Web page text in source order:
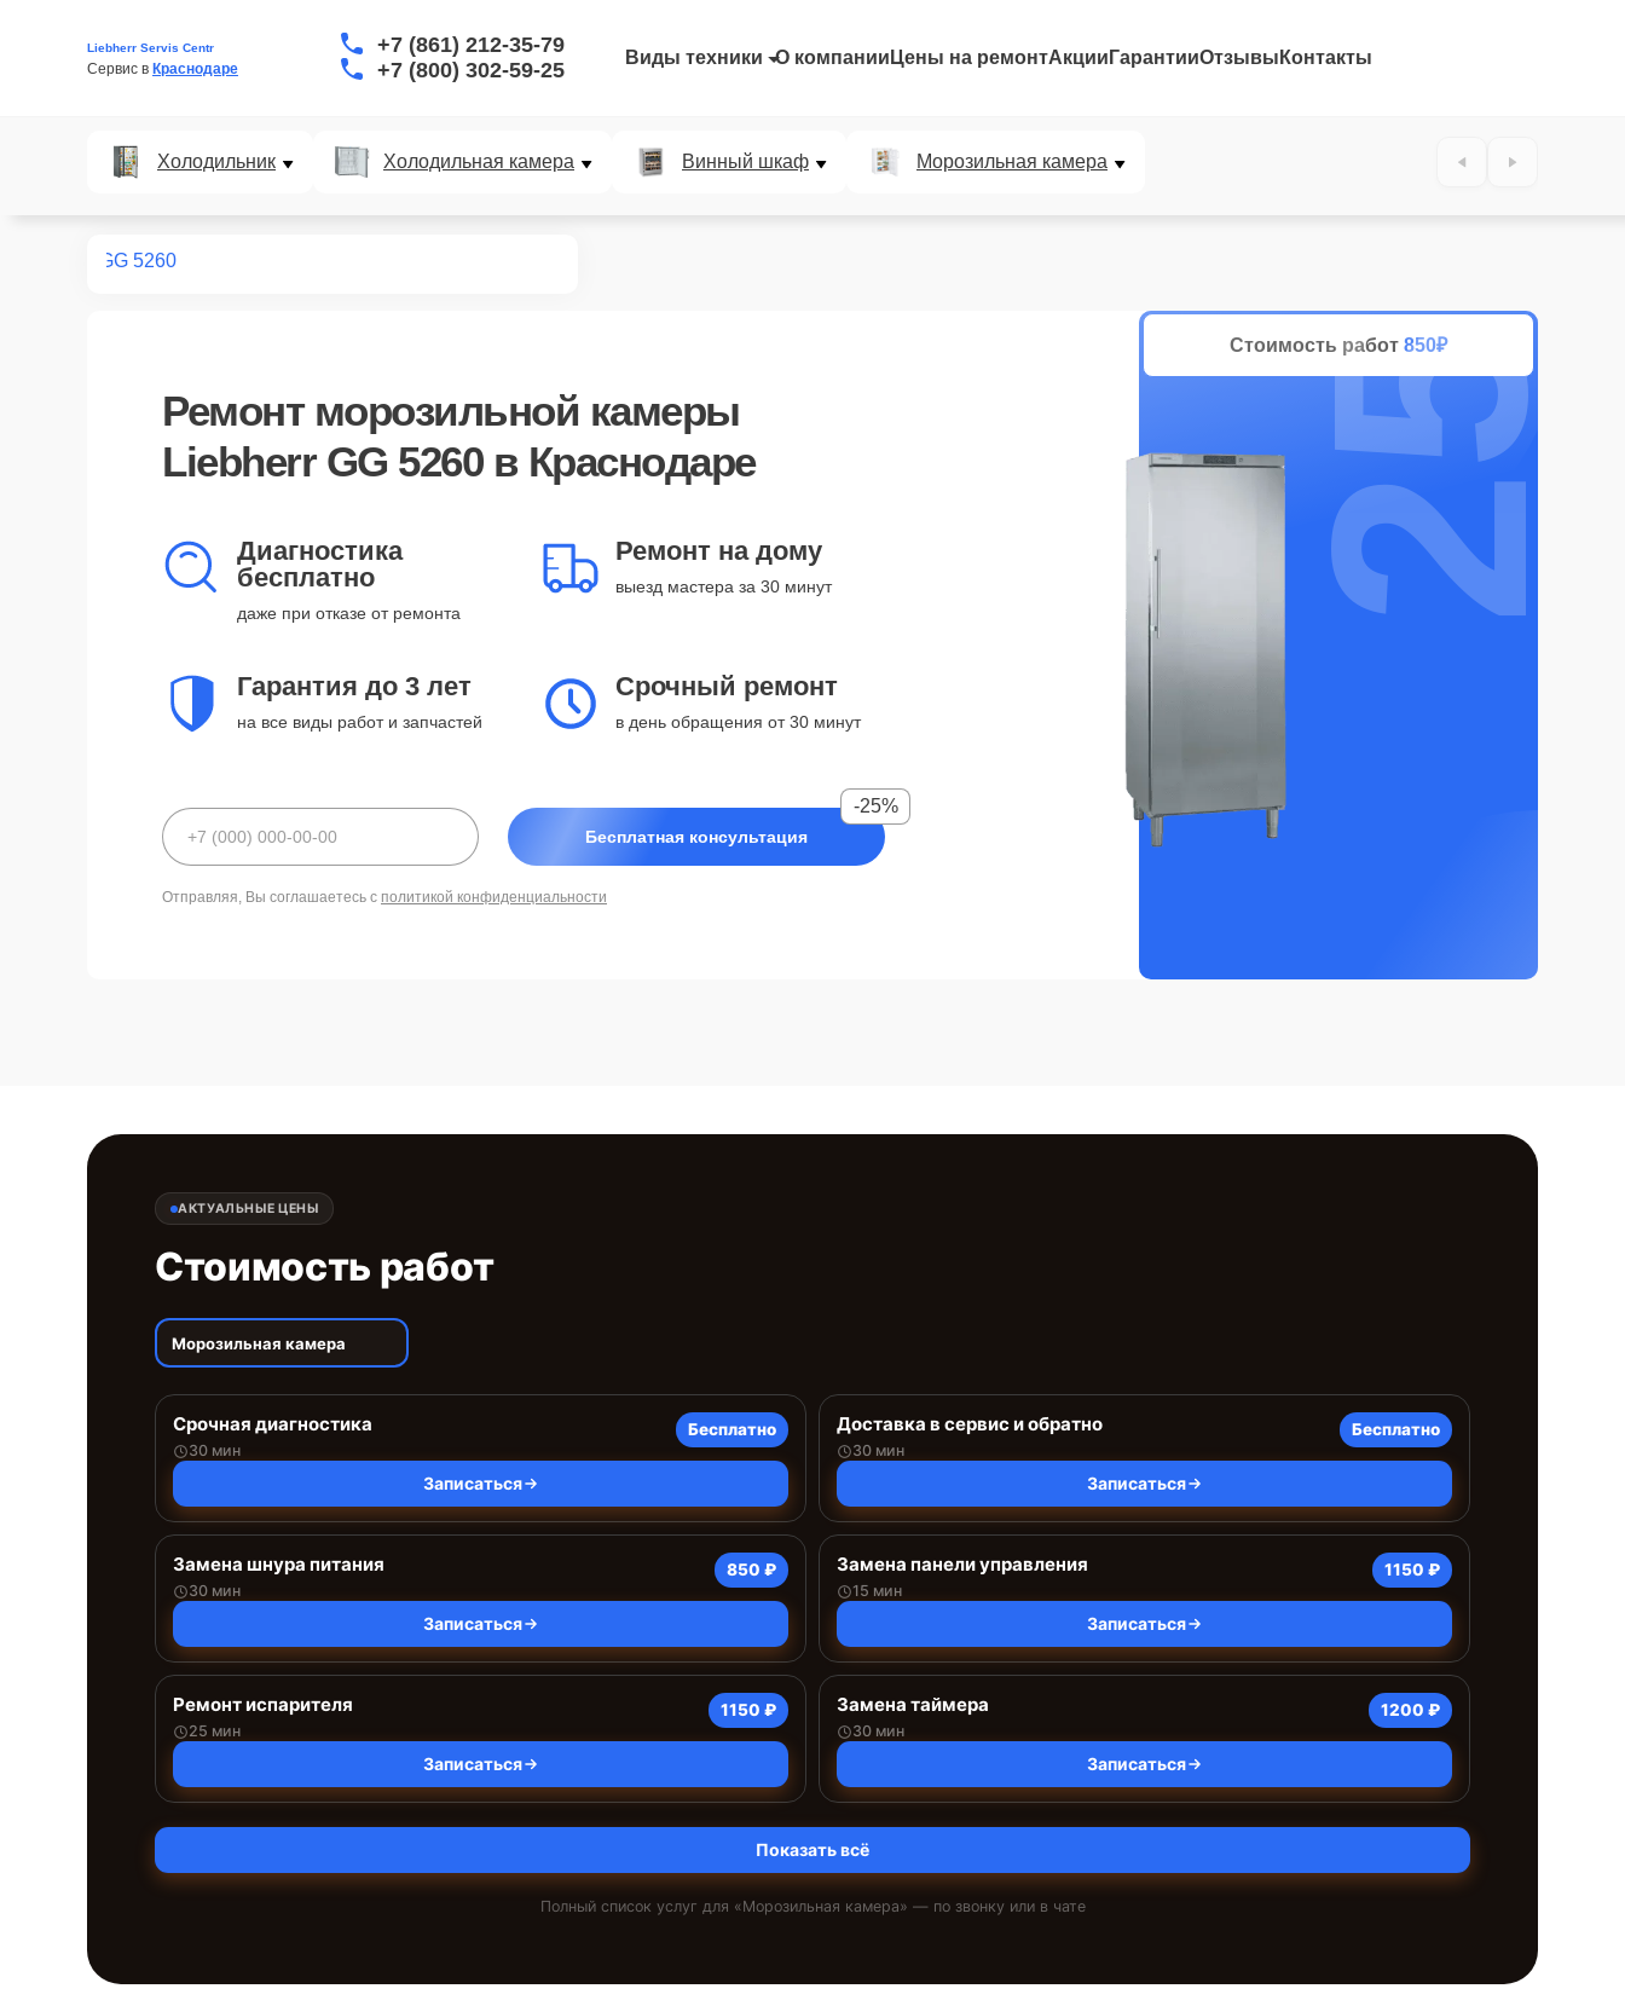
Liebherr Servis Centr
Сервис в Краснодаре
+7 (861) 212-35-79
+7 (800) 302-59-25
Виды техники О компании Цены на ремонтАкции ГарантииОтзывы Контакты
Холодильник Холодильная камера Винный шкаф Морозильная камера
GG 5260
Ремонт морозильной камеры
Liebherr GG 5260в Краснодаре
Диагностика
бесплатно
даже при отказе от ремонта
Ремонт на дому
выезд мастера за 30 минут
Гарантия до 3 лет
на все виды работ и запчастей
Срочный ремонт
в день обращения от 30 минут
Бесплатная консультация
-25%
Отправляя, Вы соглашаетесь с политикой конфиденциальности
Стоимость работ 850₽
25%
АКТУАЛЬНЫЕ ЦЕНЫ
Стоимость работ
Морозильная камера
Срочная диагностика
30 мин
Бесплатно
Записаться
Доставка в сервис и обратно
30 мин
Бесплатно
Записаться
Замена шнура питания
30 мин
850 ₽
Записаться
Замена панели управления
15 мин
1150 ₽
Записаться
Ремонт испарителя
25 мин
1150 ₽
Записаться
Замена таймера
30 мин
1200 ₽
Записаться
Показать всё
Полный список услуг для «Морозильная камера» — по звонку или в чате